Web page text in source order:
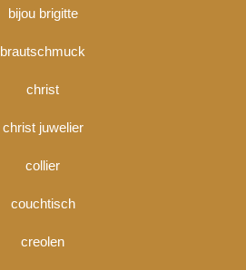
bijou brigitte
brautschmuck
christ
christ juwelier
collier
couchtisch
creolen